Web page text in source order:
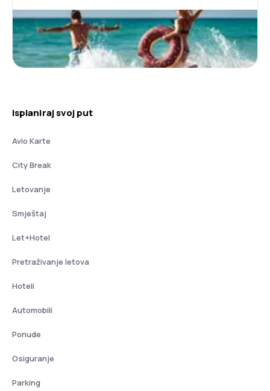
Isplaniraj svoj put
Avio Karte
City Break
Letovanje
Smještaj
Let+Hotel
Pretraživanje letova
Hoteli
Automobili
Ponude
Osiguranje
Parking